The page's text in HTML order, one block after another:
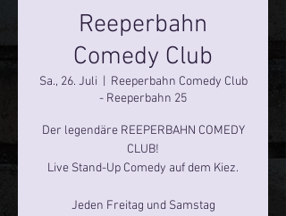
Reeperbahn
Comedy Club
Sa., 26. Juli
Reeperbahn Comedy Club
- Reeperbahn 25
Der legendäre REEPERBAHN COMEDY
CLUB!
Live Stand-Up Comedy auf dem Kiez.
Jeden Freitag und Samstag